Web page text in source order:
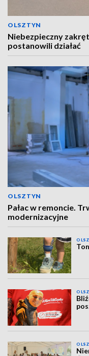
OLSZTYN
Niebezpieczny
postanowili działać
OLSZTYN
Pałac w remoncie.
modernizacyjne